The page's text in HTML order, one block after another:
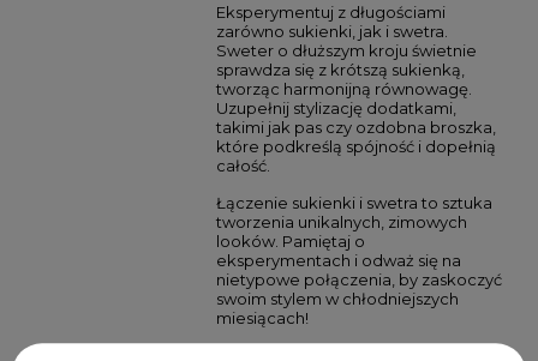
Eksperymentuj z długościami
zarówno sukienki, jak i swetra.
Sweter o dłuższym kroju świetnie
sprawdza się z krótszą sukienką,
tworząc harmonijną równowagę.
Uzupełnij stylizację dodatkami,
takimi jak pas czy ozdobna broszka,
które podkreślą spójność i dopełnią
całość.
Łączenie sukienki i swetra to sztuka
tworzenia unikalnych, zimowych
looków. Pamiętaj o
eksperymentach i odważ się na
nietypowe połączenia, by zaskoczyć
swoim stylem w chłodniejszych
miesiącach!